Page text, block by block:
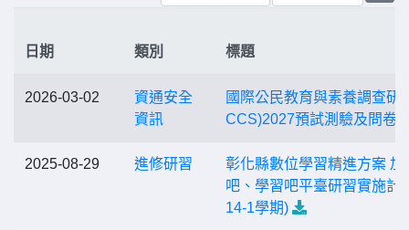
日期 類別 標題
2026-03-02
資通安全
資訊
國際公民教育與素養調查研
CCS)2027預試測驗及問卷
2025-08-29 進修研習
彰化縣數位學習精進方案 加
吧、學習吧平臺研習實施計
14-1學期)